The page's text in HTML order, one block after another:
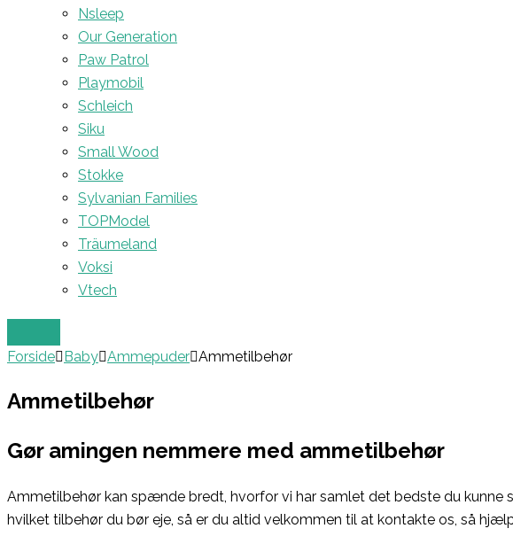
Nsleep
Our Generation
Paw Patrol
Playmobil
Schleich
Siku
Small Wood
Stokke
Sylvanian Families
TOPModel
Träumeland
Voksi
Vtech
Forside Baby Ammepuder Ammetilbehør
Ammetilbehør
Gør amingen nemmere med ammetilbehør
Ammetilbehør kan spænde bredt, hvorfor vi har samlet det bedste du kunne
hvilket tilbehør du bør eje, så er du altid velkommen til at kontakte os, så